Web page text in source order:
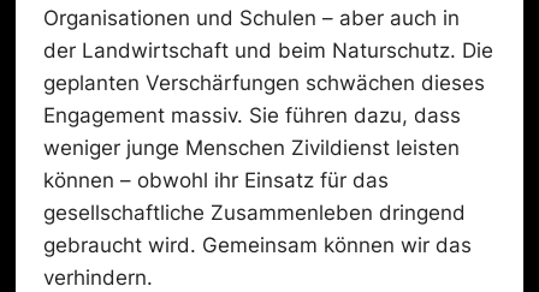
Organisationen und Schulen – aber auch in
der Landwirtschaft und beim Naturschutz. Die
geplanten Verschärfungen schwächen dieses
Engagement massiv. Sie führen dazu, dass
weniger junge Menschen Zivildienst leisten
können – obwohl ihr Einsatz für das
gesellschaftliche Zusammenleben dringend
gebraucht wird. Gemeinsam können wir das
verhindern.